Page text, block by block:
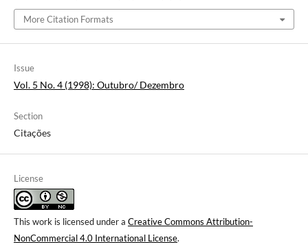
More Citation Formats
Issue
Vol. 5 No. 4 (1998): Outubro/ Dezembro
Section
Citações
License
This work is licensed under a Creative Commons Attribution-
NonCommercial 4.0 International License.